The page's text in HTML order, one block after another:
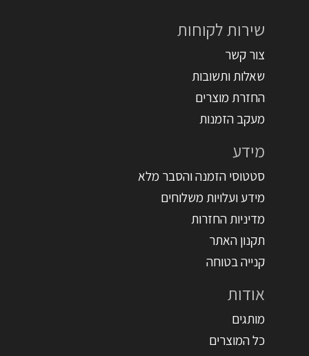
שירות לקוחות
צור קשר
שאלות ותשובות
החזרת מוצרים
מעקב הזמנות
מידע
סטטוסי הזמנה והסבר מלא
מידע ועלויות משלוחים
מדיניות החזרות
תקנון האתר
קנייה בטוחה
אודות
מותגים
כל המוצרים